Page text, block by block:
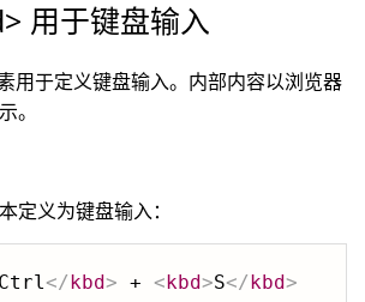
用于键盘输入
用于定义键盘输入。内部内容以浏览器
。
定义为键盘输入：
Ctrl</kbd> + <kbd>S</kbd>